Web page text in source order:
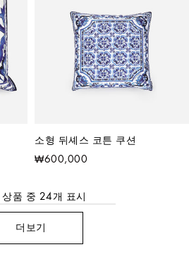
소형 뒤셰스 코튼 쿠션
₩600,000
상품 중 24 개 표시
더보기